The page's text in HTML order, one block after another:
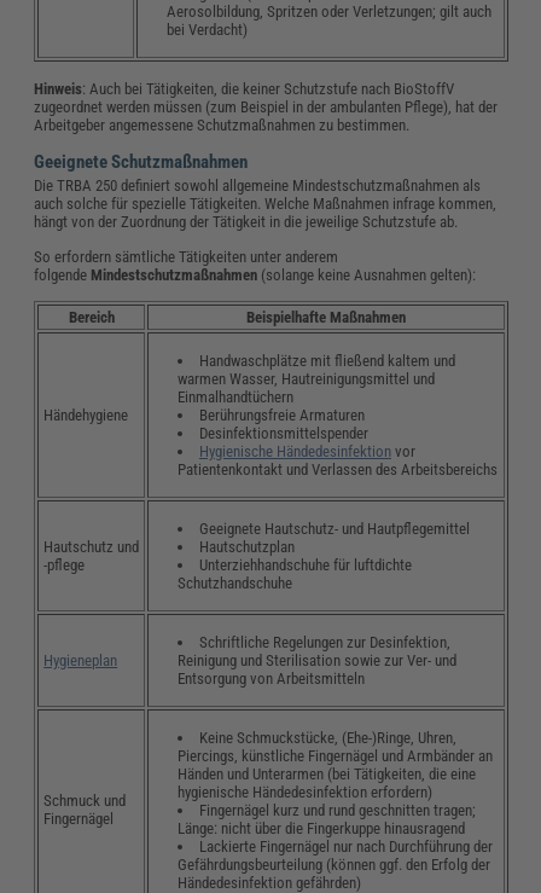
Aerosolbildung, Spritzen oder Verletzungen; gilt auch
bei Verdacht)
Hinweis: Auch bei Tätigkeiten, die keiner Schutzstufe nach BioStoffV
zugeordnet werden müssen (zum Beispiel in der ambulanten Pflege), hat der
Arbeitgeber angemessene Schutzmaßnahmen zu bestimmen.
Geeignete Schutzmaßnahmen
Die TRBA 250 definiert sowohl allgemeine Mindestschutzmaßnahmen als
auch solche für spezielle Tätigkeiten. Welche Maßnahmen infrage kommen,
hängt von der Zuordnung der Tätigkeit in die jeweilige Schutzstufe ab.
So erfordern sämtliche Tätigkeiten unter anderem
folgende Mindestschutzmaßnahmen (solange keine Ausnahmen gelten):
Bereich Beispielhafte Maßnahmen
Händehygiene
Handwaschplätze mit fließend kaltem und
warmen Wasser, Hautreinigungsmittel und
Einmalhandtüchern
Berührungsfreie Armaturen
Desinfektionsmittelspender
Hygienische Händedesinfektion vor
Patientenkontakt und Verlassen des Arbeitsbereichs
Hautschutz und
-pflege
Geeignete Hautschutz- und Hautpflegemittel
Hautschutzplan
Unterziehhandschuhe für luftdichte
Schutzhandschuhe
Hygieneplan
Schriftliche Regelungen zur Desinfektion,
Reinigung und Sterilisation sowie zur Ver- und
Entsorgung von Arbeitsmitteln
Schmuck und
Fingernägel
Keine Schmuckstücke, (Ehe-)Ringe, Uhren,
Piercings, künstliche Fingernägel und Armbänder an
Händen und Unterarmen (bei Tätigkeiten, die eine
hygienische Händedesinfektion erfordern)
Fingernägel kurz und rund geschnitten tragen;
Länge: nicht über die Fingerkuppe hinausragend
Lackierte Fingernägel nur nach Durchführung der
Gefährdungsbeurteilung (können ggf. den Erfolg der
Händedesinfektion gefährden)